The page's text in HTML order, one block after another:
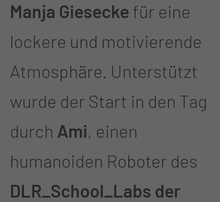
Manja Giesecke für eine
lockere und motivierende
Atmosphäre. Unterstützt
wurde der Start in den Tag
durch Ami, einen
humanoiden Roboter des
DLR_School_Labs der